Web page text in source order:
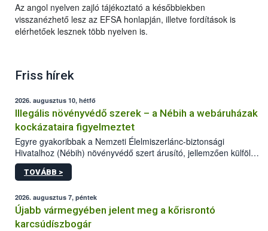
Az angol nyelven zajló tájékoztató a későbbiekben
visszanézhető lesz az EFSA honlapján, illetve fordítások is
elérhetőek lesznek több nyelven is.
Friss hírek
2026. augusztus 10, hétfő
Illegális növényvédő szerek – a Nébih a webáruházak
kockázataira figyelmeztet
Egyre gyakoribbak a Nemzeti Élelmiszerlánc-biztonsági
Hivatalhoz (Nébih) növényvédő szert árusító, jellemzően külföldi
honlapok kapcsán érkező bejelentések. Emellett az ilyen
termékeket kínáló kéretlen online reklámok mennyisége is
összegyűjtötte az illegális növényvédő szerek kapcsán
előforduló árulkodó jeleket, valamint a webáruházakból való
vásárlás kockázatait.
TOVÁBB >
2026. augusztus 7, péntek
Újabb vármegyében jelent meg a kőrisrontó
karcsúdíszbogár